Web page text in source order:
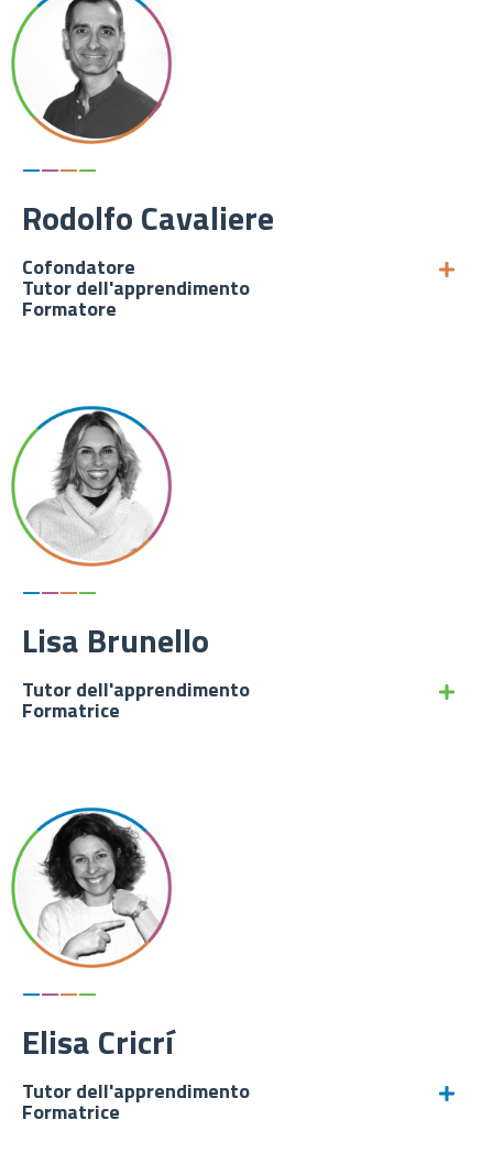
————
Rodolfo Cavaliere
Cofondatore
Tutor dell'apprendimento
Formatore
————
Lisa Brunello
Tutor dell'apprendimento
Formatrice
————
Elisa Cricrí
Tutor dell'apprendimento
Formatrice